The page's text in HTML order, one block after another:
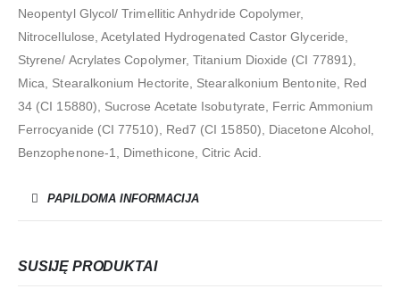
Neopentyl Glycol/ Trimellitic Anhydride Copolymer,
Nitrocellulose, Acetylated Hydrogenated Castor Glyceride,
Styrene/ Acrylates Copolymer, Titanium Dioxide (CI 77891),
Mica, Stearalkonium Hectorite, Stearalkonium Bentonite, Red
34 (CI 15880), Sucrose Acetate Isobutyrate, Ferric Ammonium
Ferrocyanide (CI 77510), Red7 (CI 15850), Diacetone Alcohol,
Benzophenone-1, Dimethicone, Citric Acid.
PAPILDOMA INFORMACIJA
SUSIJĘ PRODUKTAI